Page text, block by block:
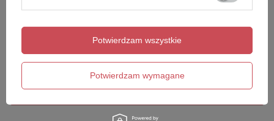
Wyślij opinię
Potwierdzam wymagane
Potwierdzam wszystkie